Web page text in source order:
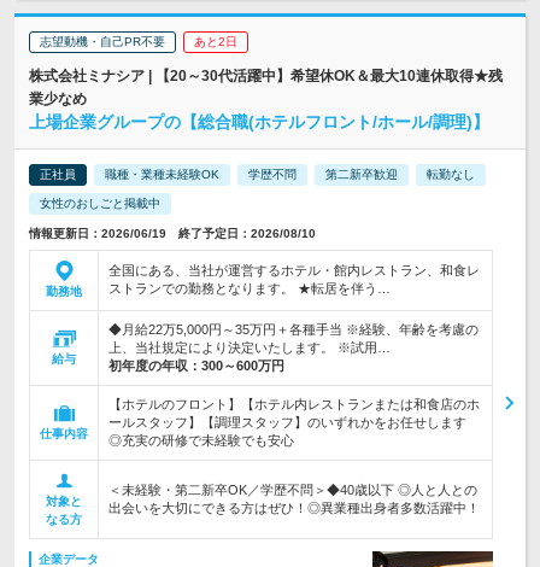
志望動機・自己PR不要 あと2日
株式会社ミナシア | 【20～30代活躍中】希望休OK＆最大10連休取得★残
業少なめ
上場企業グループの【総合職(ホテルフロント/ホール/調理)】
正社員 職種・業種未経験OK 学歴不問 第二新卒歓迎 転勤なし
女性のおしごと掲載中
情報更新日：2026/06/19 終了予定日：2026/08/10
勤務地
全国にある、当社が運営するホテル・館内レストラン、和食レ
ストランでの勤務となります。 ★転居を伴う…
給与
◆月給22万5,000円～35万円＋各種手当 ※経験、年齢を考慮の
上、当社規定により決定いたします。 ※試用…
初年度の年収： 300～600万円
仕事内容
【ホテルのフロント】【ホテル内レストランまたは和食店のホ
ールスタッフ】【調理スタッフ】のいずれかをお任せします
◎充実の研修で未経験でも安心
対象と
なる方
＜未経験・第二新卒OK／学歴不問＞◆40歳以下 ◎人と人との
出会いを大切にできる方はぜひ！◎異業種出身者多数活躍中！
企業データ